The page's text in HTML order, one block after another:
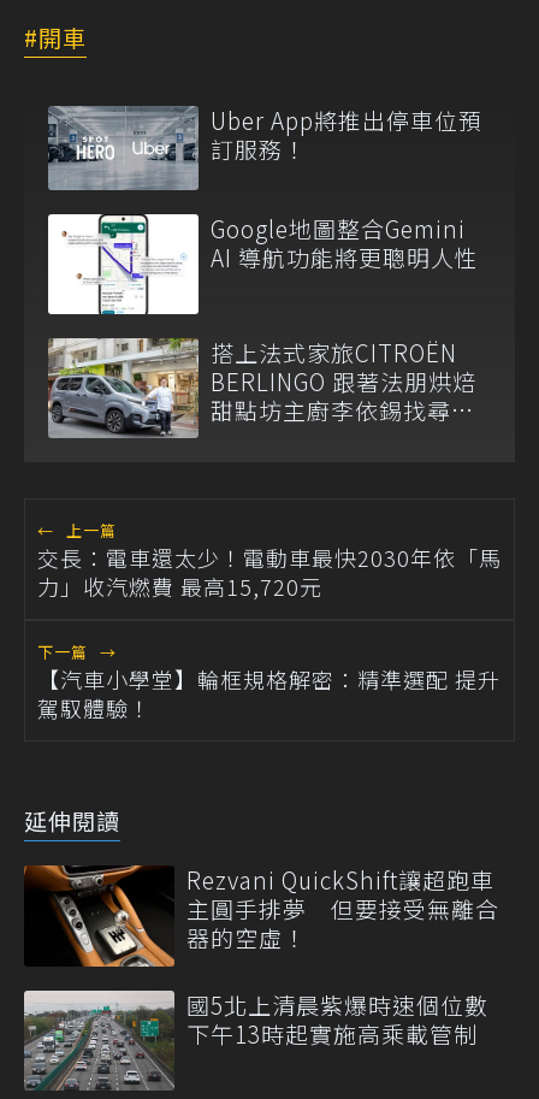
開車
Uber App將推出停車位預
訂服務！
Google地圖整合Gemini
AI 導航功能將更聰明人性
搭上法式家旅CITROËN
BERLINGO 跟著法朋烘焙
甜點坊主廚李依錫找尋生
← 上一篇
交長：電車還太少！電動車最快2030年依「馬
力」收汽燃費 最高15,720元
下一篇 →
【汽車小學堂】輪框規格解密：精準選配 提升
駕馭體驗！
延伸閱讀
Rezvani QuickShift讓超跑車
主圓手排夢 但要接受無離合
器的空虛！
國5北上清晨紫爆時速個位數
下午13時起實施高乘載管制